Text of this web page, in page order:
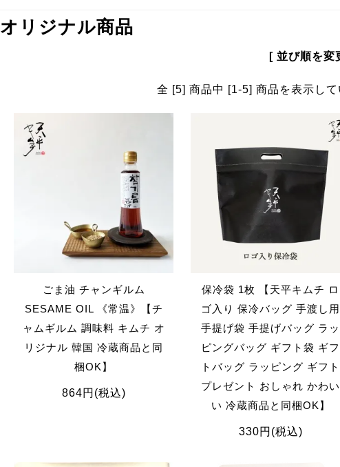
オリジナル商品
[ 並び順を変
全 [5] 商品中 [1-5] 商品を表示し
ごま油 チャンギルム
SESAME OIL 《常温》【チ
ャムギルム 調味料 キムチ オ
リジナル 韓国 冷蔵商品と同
梱OK】
864円(税込)
保冷袋 1枚 【天平キムチ ロ
ゴ入り 保冷バッグ 手渡し用
手提げ袋 手提げバッグ ラッ
ピングバッグ ギフト袋 ギフ
トバッグ ラッピング ギフト
プレゼント おしゃれ かわい
い 冷蔵商品と同梱OK】
330円(税込)